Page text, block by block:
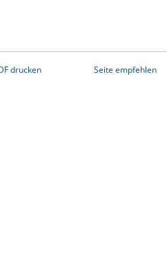
drucken Seite empfehlen